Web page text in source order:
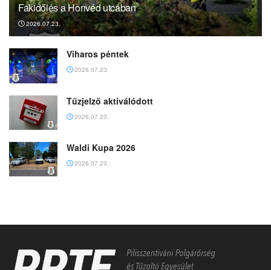
Fakidőlés a Honvéd utcában
2026.07.23.
Viharos péntek
2026.07.23.
Tűzjelző aktiválódott
2026.07.23.
Waldi Kupa 2026
2026.07.23.